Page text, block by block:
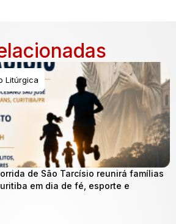
Litúrgica
de São Tarcísio reunirá famílias
em dia de fé, esporte e